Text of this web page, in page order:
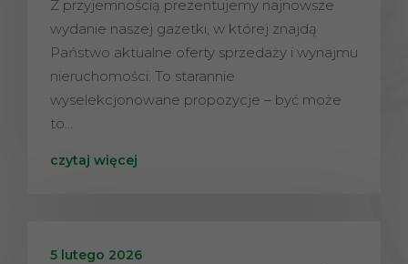
Z przyjemnością prezentujemy najnowsze
wydanie naszej gazetki, w której znajdą
Państwo aktualne oferty sprzedaży i wynajmu
nieruchomości. To starannie
wyselekcjonowane propozycje – być może
to…
czytaj więcej
5 lutego 2026